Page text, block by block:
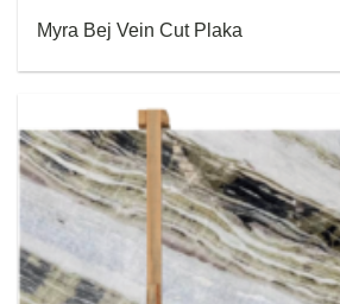
Myra Bej Vein Cut Plaka